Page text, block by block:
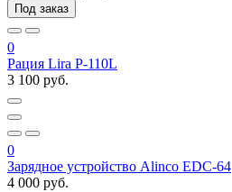
Под заказ
0
Рация Lira P-110L
3 100 руб.
0
Зарядное устройство Alinco EDC-64
4 000 руб.